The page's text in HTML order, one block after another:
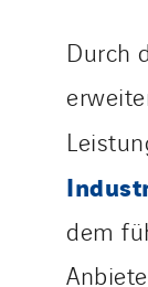
Durch
dem
United